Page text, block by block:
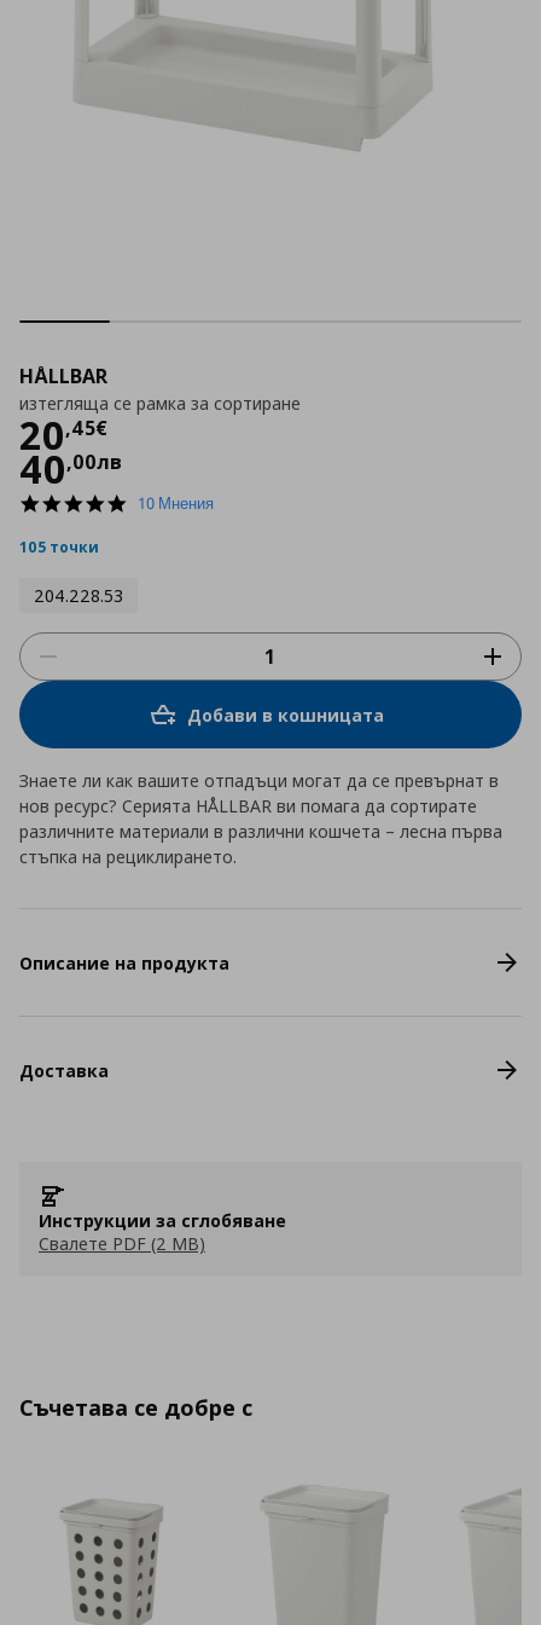
HÅLLBAR
изтегляща се рамка за сортиране
20,45€
Цена
40,00лв
5.0
10 Мнения
105 точки
204.228.53
Добави в кошницата
Знаете ли как вашите отпадъци могат да се превърнат в
нов ресурс? Серията HÅLLBAR ви помага да сортирате
различните материали в различни кошчета – лесна първа
стъпка на рециклирането.
Описание на продукта
Доставка
Инструкции за сглобяване
Свалете PDF (2 MB)
Съчетава се добре с